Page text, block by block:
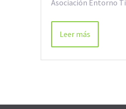
Asociación Entorno
Leer más